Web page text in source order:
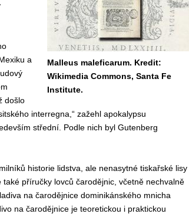
Malleus maleficarum. Kredit:
Wikimedia Commons, Santa Fe
Institute.
a
došlo
interregna,“ zažehl apokalypsu
střední. Podle nich byl Gutenberg
historie lidstva, ale nenasytné tiskařské lisy
příručky lovců čarodějnic, včetně nechvalně
na čarodějnice dominikánského mnicha
na čarodějnice je teoretickou i praktickou